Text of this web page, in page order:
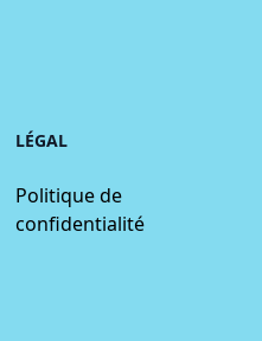
LÉGAL
Politique de
confidentialité